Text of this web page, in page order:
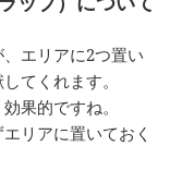
エリアに2つ置い
てくれます。
果的ですね。
リアに置いておく